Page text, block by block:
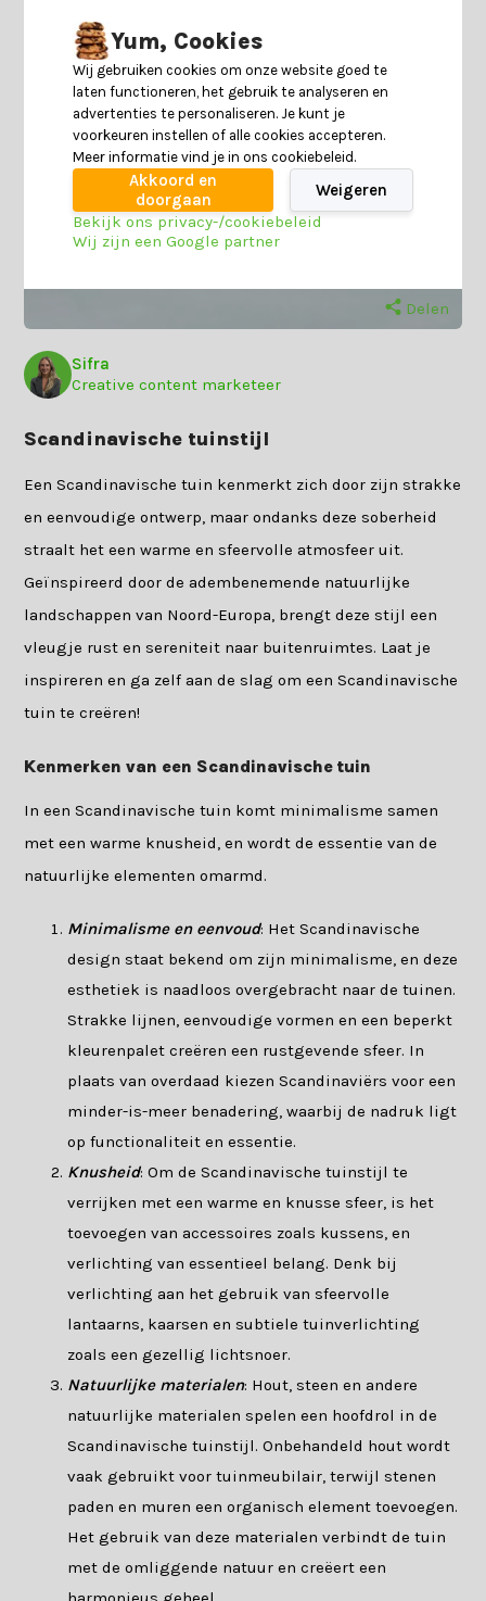
Delen
Sifra
Creative content marketeer
Scandinavische tuinstijl
Een Scandinavische tuin kenmerkt zich door zijn strakke
en eenvoudige ontwerp, maar ondanks deze soberheid
straalt het een warme en sfeervolle atmosfeer uit.
Geïnspireerd door de adembenemende natuurlijke
landschappen van Noord-Europa, brengt deze stijl een
vleugje rust en sereniteit naar buitenruimtes. Laat je
inspireren en ga zelf aan de slag om een Scandinavische
tuin te creëren!
Kenmerken van een Scandinavische tuin
In een Scandinavische tuin komt minimalisme samen
met een warme knusheid, en wordt de essentie van de
natuurlijke elementen omarmd.
Minimalisme en eenvoud: Het Scandinavische
design staat bekend om zijn minimalisme, en deze
esthetiek is naadloos overgebracht naar de tuinen.
Strakke lijnen, eenvoudige vormen en een beperkt
kleurenpalet creëren een rustgevende sfeer. In
plaats van overdaad kiezen Scandinaviërs voor een
minder-is-meer benadering, waarbij de nadruk ligt
op functionaliteit en essentie.
Knusheid: Om de Scandinavische tuinstijl te
verrijken met een warme en knusse sfeer, is het
toevoegen van accessoires zoals kussens, en
verlichting van essentieel belang. Denk bij
verlichting aan het gebruik van sfeervolle
lantaarns, kaarsen en subtiele tuinverlichting
zoals een gezellig lichtsnoer.
Natuurlijke materialen: Hout, steen en andere
natuurlijke materialen spelen een hoofdrol in de
Scandinavische tuinstijl. Onbehandeld hout wordt
vaak gebruikt voor tuinmeubilair, terwijl stenen
paden en muren een organisch element toevoegen.
Het gebruik van deze materialen verbindt de tuin
met de omliggende natuur en creëert een
Yum, Cookies
Wij gebruiken cookies om onze website goed te
laten functioneren, het gebruik te analyseren en
advertenties te personaliseren. Je kunt je
voorkeuren instellen of alle cookies accepteren.
Meer informatie vind je in ons cookiebeleid.
Akkoord en
doorgaan
Weigeren
Bekijk ons privacy-/cookiebeleid
Wij zijn een Google partner